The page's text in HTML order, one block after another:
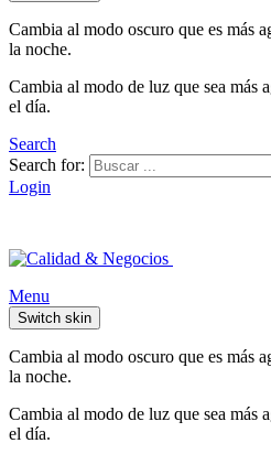
Cambia al modo oscuro que es más
la noche.
Cambia al modo de luz que sea más
el día.
Search
Search for:
Login
Menu
Switch skin
Cambia al modo oscuro que es más
la noche.
Cambia al modo de luz que sea más
el día.